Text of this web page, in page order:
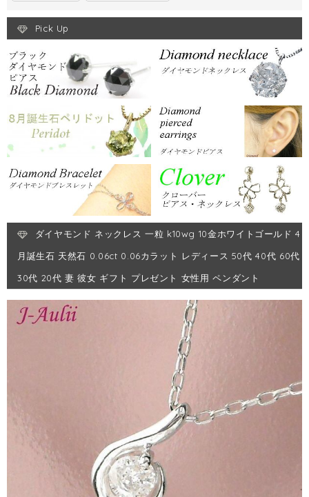
Pick Up
ダイヤモンド ネックレス 一粒 k10wg 10金ホワイトゴールド 4
月誕生石 天然石 0.06ct 0.06カラット レディース 50代 40代 60代
30代 20代 妻 彼女 ギフト プレゼント 女性用 ペンダント